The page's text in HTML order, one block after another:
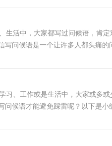
活中，大家都写过问候语，肯定
写问候语是一个让许多人都头痛的
、工作或是生活中，大家或多
问候语才能避免踩雷呢？以下是小